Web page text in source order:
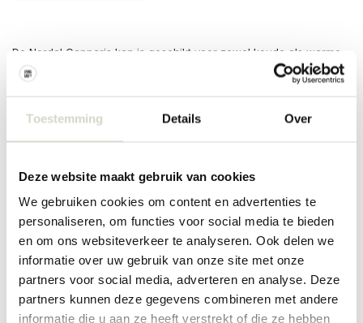
Toestemming Details Over
Deze website maakt gebruik van cookies
We gebruiken cookies om content en advertenties te
personaliseren, om functies voor social media te bieden
en om ons websiteverkeer te analyseren. Ook delen we
informatie over uw gebruik van onze site met onze
partners voor social media, adverteren en analyse. Deze
partners kunnen deze gegevens combineren met andere
informatie die u aan ze heeft verstrekt of die ze hebben
De Nordal Capparis kan is geschikt voor zowel koude als warme
dranken, ideaal! Gemaakt van kramiek en een inhoud van 1,6 liter.
Afmeting Ø16x20,5
Maat: diameter 16 x breedte 19 x hoogte 20,5cm
Inhoud: 1600ml
Materiaal: keramiek
Overige: geschikt voor in de vaatwasser. Het product is met de
per item verschillen zijn.
PRODUCTSPECIFICATIES
Artikelnummer 9211
SKU 9211